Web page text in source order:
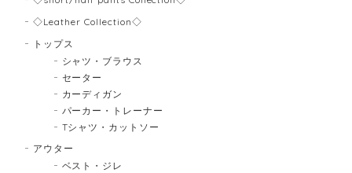
◇Leather Collection◇
トップス
シャツ・ブラウス
セーター
カーディガン
パーカー・トレーナー
Tシャツ・カットソー
アウター
ベスト・ジレ